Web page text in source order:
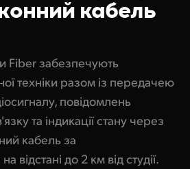
China
кабель
Fiber забезпечують
техніки разом із передачею
повідомлень
та індикації стану через
кабель за
відстані до 2 км від студії.